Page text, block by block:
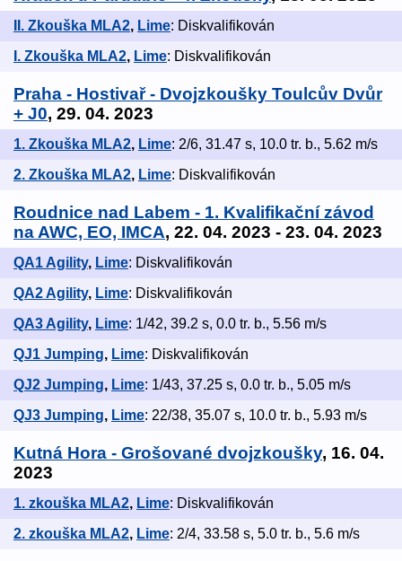
II. Zkouška MLA2, Lime: Diskvalifikován
I. Zkouška MLA2, Lime: Diskvalifikován
Praha - Hostivař - Dvojzkoušky Toulcův Dvůr
+ J0, 29. 04. 2023
1. Zkouška MLA2, Lime: 2/6, 31.47 s, 10.0 tr. b., 5.62 m/s
2. Zkouška MLA2, Lime: Diskvalifikován
Roudnice nad Labem - 1. Kvalifikační závod
na AWC, EO, IMCA, 22. 04. 2023 - 23. 04. 2023
QA1 Agility, Lime: Diskvalifikován
QA2 Agility, Lime: Diskvalifikován
QA3 Agility, Lime: 1/42, 39.2 s, 0.0 tr. b., 5.56 m/s
QJ1 Jumping, Lime: Diskvalifikován
QJ2 Jumping, Lime: 1/43, 37.25 s, 0.0 tr. b., 5.05 m/s
QJ3 Jumping, Lime: 22/38, 35.07 s, 10.0 tr. b., 5.93 m/s
Kutná Hora - Grošované dvojzkoušky, 16. 04.
2023
1. zkouška MLA2, Lime: Diskvalifikován
2. zkouška MLA2, Lime: 2/4, 33.58 s, 5.0 tr. b., 5.6 m/s